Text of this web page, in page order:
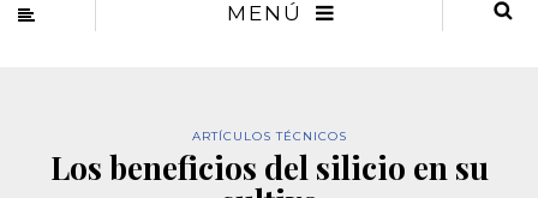
MENÚ
ARTÍCULOS TÉCNICOS
Los beneficios del silicio en su